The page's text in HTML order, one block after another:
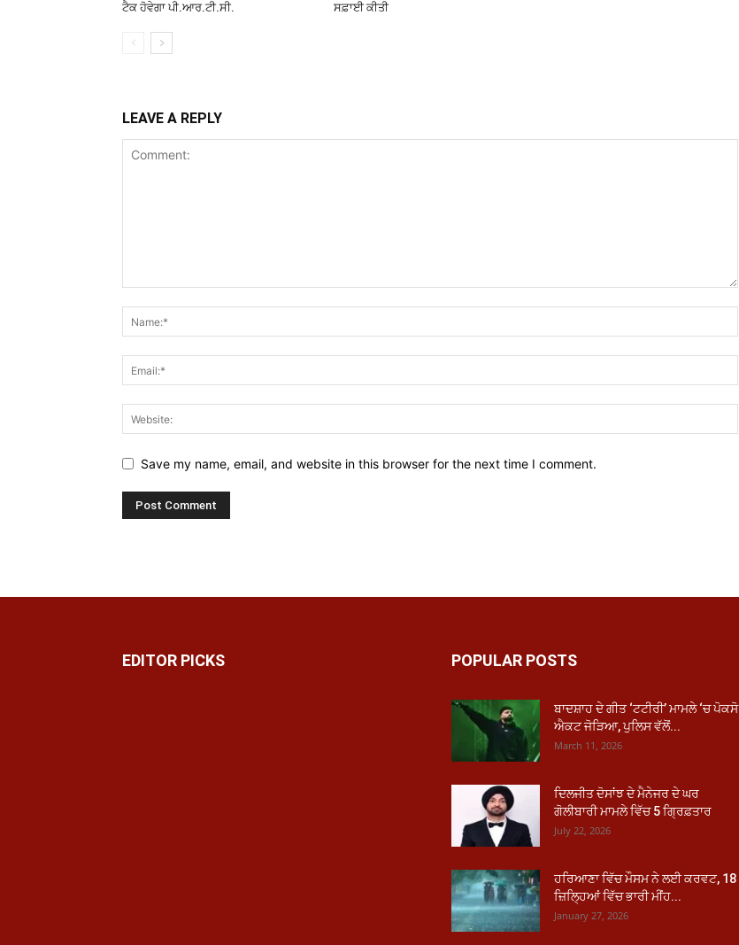
ਟੈਕ ਹੋਵੇਗਾ ਪੀ.ਆਰ.ਟੀ.ਸੀ.
ਸਫ਼ਾਈ ਕੀਤੀ
LEAVE A REPLY
Save my name, email, and website in this browser for the next time I comment.
EDITOR PICKS POPULAR POSTS
ਬਾਦਸ਼ਾਹ ਦੇ ਗੀਤ ‘ਟਟੀਰੀ’ ਮਾਮਲੇ ‘ਚ ਪੋਕਸੋ
ਐਕਟ ਜੋੜਿਆ, ਪੁਲਿਸ ਵੱਲੋਂ...
March 11, 2026
ਦਿਲਜੀਤ ਦੋਸਾਂਝ ਦੇ ਮੈਨੇਜਰ ਦੇ ਘਰ
ਗੋਲੀਬਾਰੀ ਮਾਮਲੇ ਵਿੱਚ 5 ਗ੍ਰਿਫ਼ਤਾਰ
July 22, 2026
ਹਰਿਆਣਾ ਵਿੱਚ ਮੌਸਮ ਨੇ ਲਈ ਕਰਵਟ, 18
ਜ਼ਿਲ੍ਹਿਆਂ ਵਿੱਚ ਭਾਰੀ ਮੀਂਹ...
January 27, 2026